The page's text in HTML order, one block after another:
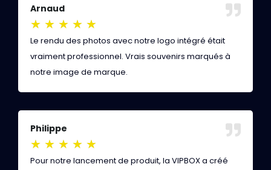
Arnaud
★ ★ ★ ★ ★
Le rendu des photos avec notre logo intégré était
vraiment professionnel. Vrais souvenirs marqués à
notre image de marque.
Philippe
★ ★ ★ ★ ★
Pour notre lancement de produit, la VIPBOX a créé